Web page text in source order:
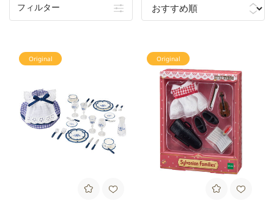
フィルター
Original Original